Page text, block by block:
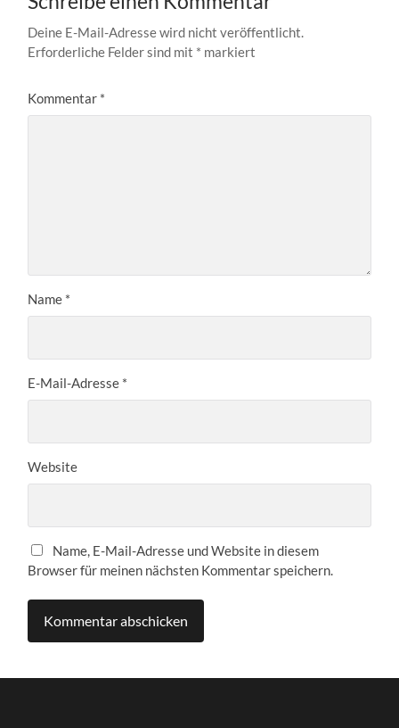
Deine E-Mail-Adresse wird nicht veröffentlicht.
Erforderliche Felder sind mit * markiert
Kommentar *
Name *
E-Mail-Adresse *
Website
Name, E-Mail-Adresse und Website in diesem
Browser für meinen nächsten Kommentar speichern.